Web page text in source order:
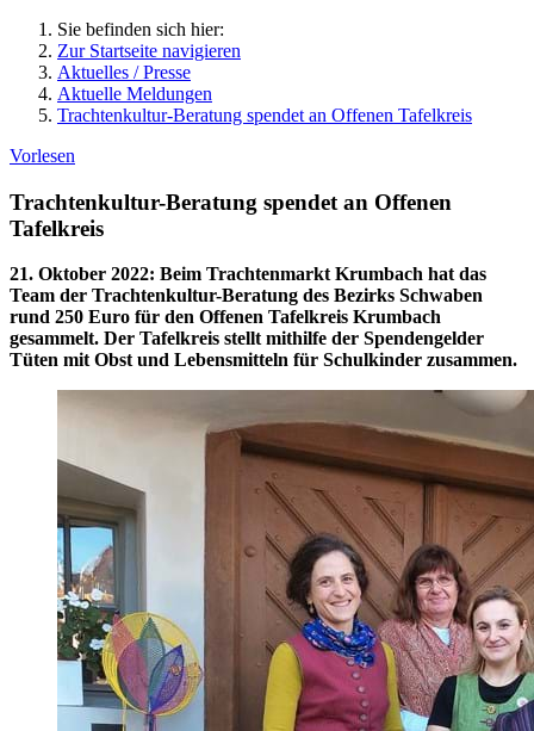
Sie befinden sich hier:
Zur Startseite navigieren
Aktuelles / Presse
Aktuelle Meldungen
Trachtenkultur-Beratung spendet an Offenen Tafelkreis
Vorlesen
Trachtenkultur-Beratung spendet an Offenen
Tafelkreis
21. Oktober 2022: Beim Trachtenmarkt Krumbach hat das
Team der Trachtenkultur-Beratung des Bezirks Schwaben
rund 250 Euro für den Offenen Tafelkreis Krumbach
gesammelt. Der Tafelkreis stellt mithilfe der Spendengelder
Tüten mit Obst und Lebensmitteln für Schulkinder zusammen.